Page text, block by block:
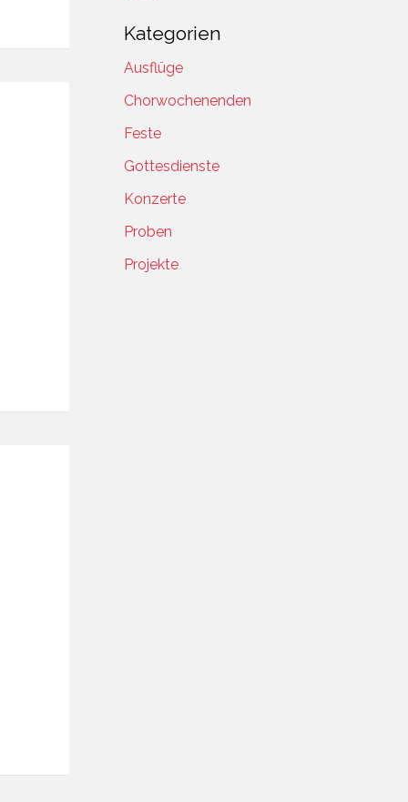
Kategorien
Ausflüge
Chorwochenenden
Feste
Gottesdienste
Konzerte
Proben
Projekte